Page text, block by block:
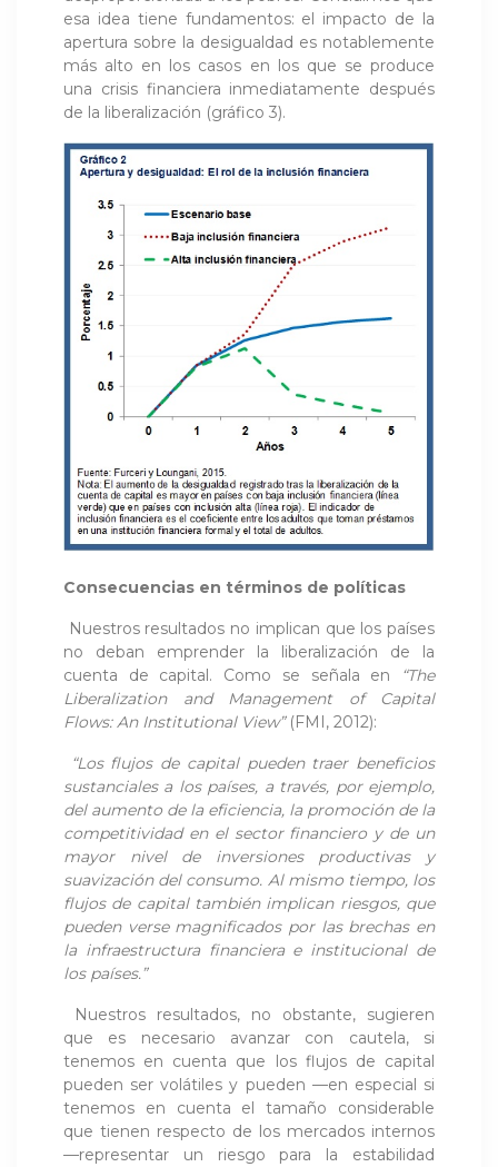
esa idea tiene fundamentos: el impacto de la
apertura sobre la desigualdad es notablemente
más alto en los casos en los que se produce
una crisis financiera inmediatamente después
de la liberalización (gráfico 3).
Consecuencias en términos de políticas
Nuestros resultados no implican que los países
no deban emprender la liberalización de la
cuenta de capital. Como se señala en
“The
Liberalization and Management of Capital
Flows: An Institutional View”(FMI, 2012):
“Los flujos de capital pueden traer beneficios
sustanciales a los países, a través, por ejemplo,
del aumento de la eficiencia, la promoción de la
competitividad en el sector financiero y de un
mayor nivel de inversiones productivas y
suavización del consumo. Al mismo tiempo, los
flujos de capital también implican riesgos, que
pueden verse magnificados por las brechas en
la infraestructura financiera e institucional de
los países.”
Nuestros resultados, no obstante, sugieren
que es necesario avanzar con cautela, si
tenemos en cuenta que los flujos de capital
pueden ser volátiles y pueden —en especial si
tenemos en cuenta el tamaño considerable
que tienen respecto de los mercados internos
—representar un riesgo para la estabilidad